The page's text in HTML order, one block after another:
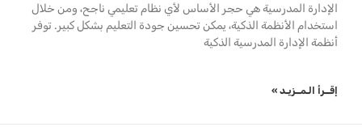
الإدارة المدرسية هي حجر الأساس لأي نظام تعليمي ناجح، ومن خلال
استخدام الأنظمة الذكية، يمكن تحسين جودة التعليم بشكل كبير. توفر
أنظمة الإدارة المدرسية الذكية
إقــرأ الـمــزيـد »